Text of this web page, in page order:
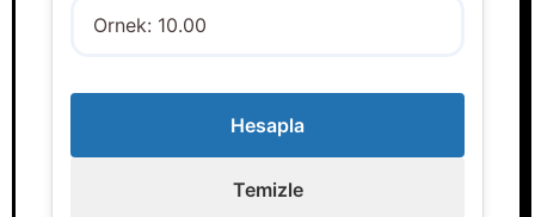
Hesapla
Temizle